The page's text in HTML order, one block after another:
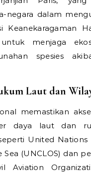
negara dalam
Keanekaragaman
menjaga
spesies
Laut dan
memastikan
daya laut dan
United Nations
(UNCLOS) dan
Aviation